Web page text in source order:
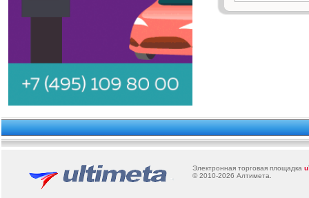
Электронная торговая площадка u
© 2010-2026 Алтимета